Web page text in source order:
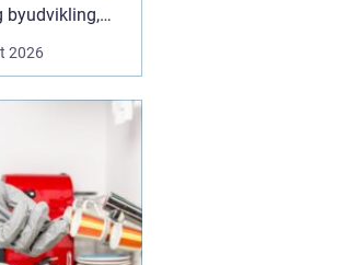
byudvikling,
hvor
ønsker
...
2026